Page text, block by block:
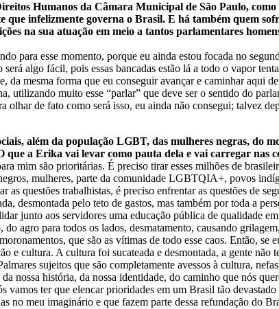
Humanos da Câmara Municipal de São Paulo,
que infelizmente governa o Brasil. E há também quem
na sua atuação em meio a tantos parlamentares
para esse momento, porque eu ainda estou focada no
algo fácil, pois essas bancadas estão lá a todo o vapor
da mesma forma que eu conseguir avançar e caminhar
utilizando muito esse “parlar” que deve ser o sentido do
olhar de fato como será isso, eu ainda não consegui; talvez
além da população LGBT, das mulheres negras, do
que a Erika vai levar como pauta dela e vai carregar nas
mim são prioritárias. É preciso tirar esses milhões de
mulheres, parte da comunidade LGBTQIA+, povos
as questões trabalhistas, é preciso enfrentar as questões de
desmontada pelo teto de gastos, mas também por toda a
junto aos servidores uma educação pública de qualidade
agro para todos os lados, desmatamento, causando
que são as vítimas de todo esse caos. Então,
e cultura. A cultura foi sucateada e desmontada, a gente
sujeitos que são completamente avessos à cultura,
nossa história, da nossa identidade, do caminho que nós
vamos ter que elencar prioridades em um Brasil tão
no meu imaginário e que fazem parte dessa refundação do